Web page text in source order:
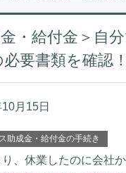
・給付金＞自
要書類を確認！
月15日
助成金・給付金の手続き
、休業したのに会社